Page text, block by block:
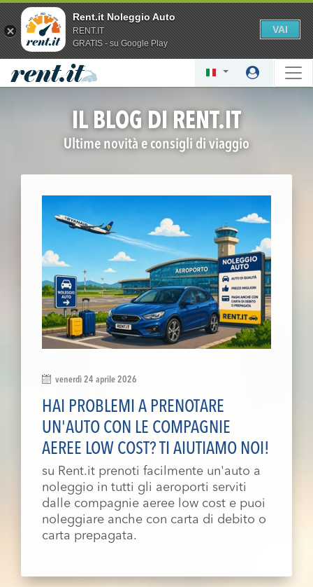
Rent.it Noleggio Auto
RENT.IT
GRATIS - su Google Play
VAI
IL BLOG DI RENT.IT
Ultime novità e consigli di viaggio
venerdì 24 aprile 2026
HAI PROBLEMI A PRENOTARE
UN'AUTO CON LE COMPAGNIE
AEREE LOW COST? TI AIUTIAMO NOI!
su Rent.it prenoti facilmente un'auto a
noleggio in tutti gli aeroporti serviti
dalle compagnie aeree low cost e puoi
noleggiare anche con carta di debito o
carta prepagata.